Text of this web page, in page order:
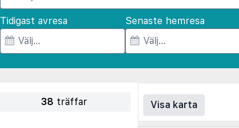
Tidigast avresa Senaste hemresa
38 träffar Visa karta